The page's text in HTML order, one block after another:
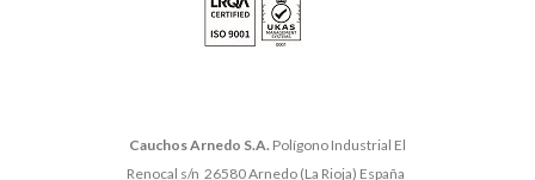
Cauchos Arnedo S.A. Polígono Industrial El
Renocal s/n 26580 Arnedo (La Rioja) España